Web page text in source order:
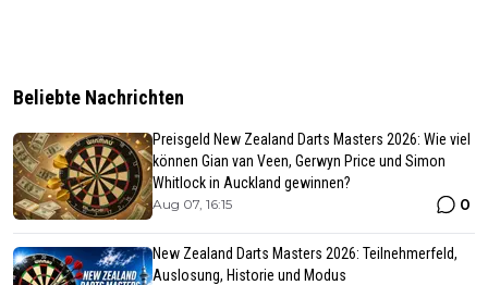
Beliebte Nachrichten
Preisgeld New Zealand Darts Masters 2026: Wie viel
können Gian van Veen, Gerwyn Price und Simon
Whitlock in Auckland gewinnen?
Aug 07, 16:15 0
New Zealand Darts Masters 2026: Teilnehmerfeld,
Auslosung, Historie und Modus